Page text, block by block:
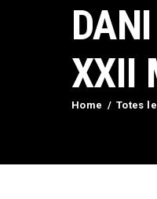
XXII
Home Totes